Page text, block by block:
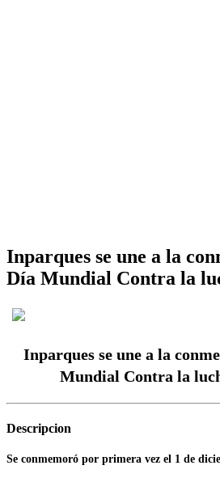
Inparques se une a la
Día Mundial Contra la
Inparques se une a la
Mundial Contra la
Descripcion
Se conmemoró por primera vez el 1 de